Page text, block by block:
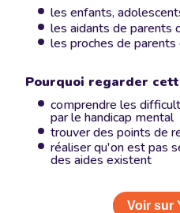
les enfants,
les aidants de parents
les proches de
Pourquoi regarder
comprendre les
par le handicap mental
trouver des points de
réaliser qu'on est pas
des aides existent
Voir sur